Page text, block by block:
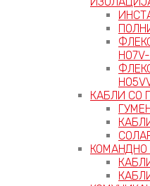
КАБЛИ СО
КОМАНДНО